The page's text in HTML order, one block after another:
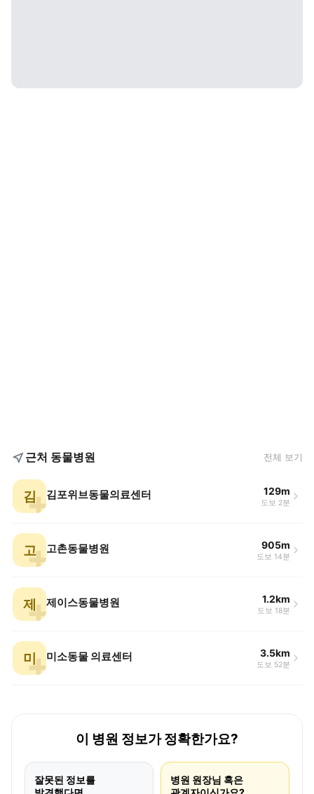
근처 동물병원 전체 보기
김 김포위브동물의료센터 129m
도보 2분
고 고촌동물병원 905m
도보 14분
제 제이스동물병원 1.2km
도보 18분
미 미소동물 의료센터 3.5km
도보 52분
이 병원 정보가 정확한가요?
잘못된 정보를
병원 원장님 혹은